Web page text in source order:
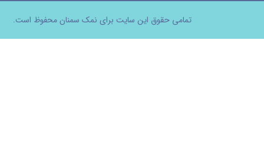
تمامی حقوق این سایت برای نمک سمنان محفوظ است.